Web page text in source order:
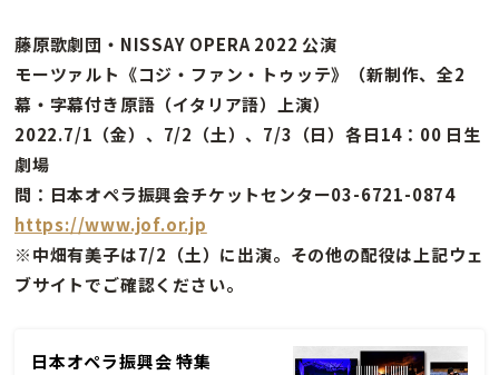
藤原歌劇団・NISSAY OPERA 2022 公演
モーツァルト《コジ・ファン・トゥッテ》（新制作、全2
幕・字幕付き原語（イタリア語）上演）
2022.7/1（金）、7/2（土）、7/3（日）各日14：00 日生
劇場
問：日本オペラ振興会チケットセンター03-6721-0874
https://www.jof.or.jp
※中畑有美子は7/2（土）に出演。その他の配役は上記ウェ
ブサイトでご確認ください。
日本オペラ振興会 特集